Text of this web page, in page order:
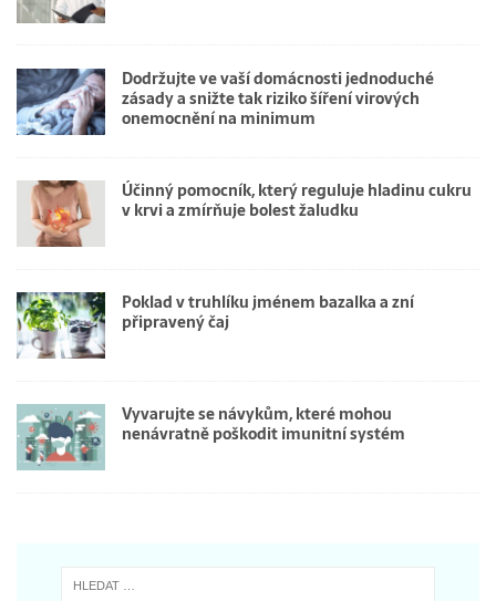
Dodržujte ve vaší domácnosti jednoduché
zásady a snižte tak riziko šíření virových
onemocnění na minimum
Účinný pomocník, který reguluje hladinu cukru
v krvi a zmírňuje bolest žaludku
Poklad v truhlíku jménem bazalka a zní
připravený čaj
Vyvarujte se návykům, které mohou
nenávratně poškodit imunitní systém